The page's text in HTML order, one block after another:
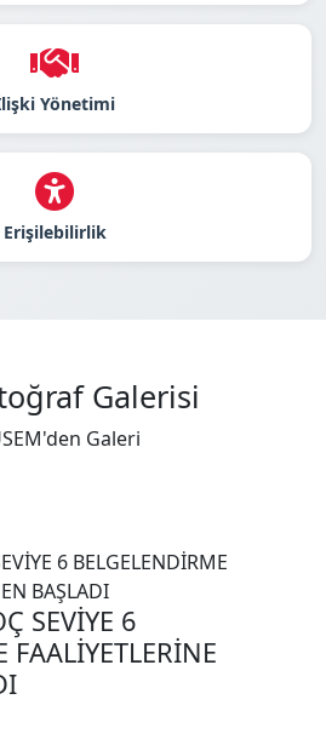
Yönetimi
Erişilebilirlik
Galerisi
Galeri
SEVİYE 6
FAALİYETLERİNE